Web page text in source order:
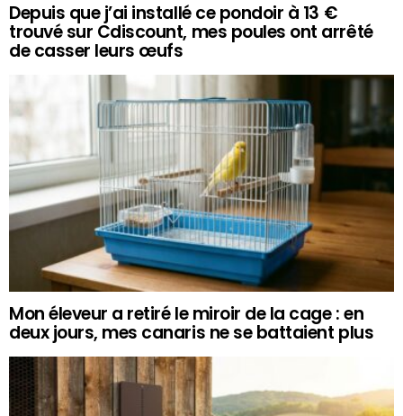
Depuis que j’ai installé ce pondoir à 13 €
trouvé sur Cdiscount, mes poules ont arrêté
de casser leurs œufs
Mon éleveur a retiré le miroir de la cage : en
deux jours, mes canaris ne se battaient plus